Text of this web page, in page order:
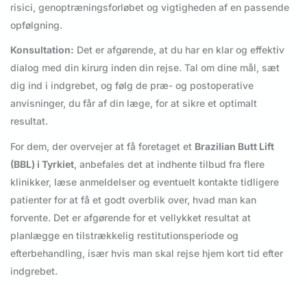
risici, genoptræningsforløbet og vigtigheden af en passende
opfølgning.
Konsultation: Det er afgørende, at du har en klar og effektiv
dialog med din kirurg inden din rejse. Tal om dine mål, sæt
dig ind i indgrebet, og følg de præ- og postoperative
anvisninger, du får af din læge, for at sikre et optimalt
resultat.
For dem, der overvejer at få foretaget et Brazilian Butt Lift
(BBL) i Tyrkiet, anbefales det at indhente tilbud fra flere
klinikker, læse anmeldelser og eventuelt kontakte tidligere
patienter for at få et godt overblik over, hvad man kan
forvente. Det er afgørende for et vellykket resultat at
planlægge en tilstrækkelig restitutionsperiode og
efterbehandling, især hvis man skal rejse hjem kort tid efter
indgrebet.